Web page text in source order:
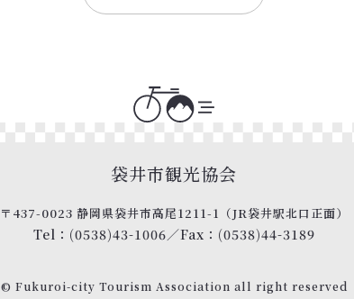
袋井市観光協会
〒437-0023 静岡県袋井市高尾1211-1 （JR袋井駅北口正面）
Tel：(0538)43-1006／Fax：(0538)44-3189
© Fukuroi-city Tourism Association all right reserved